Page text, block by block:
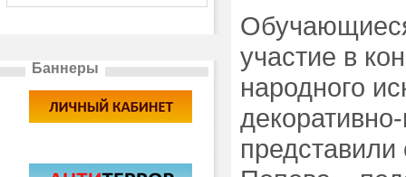
Баннеры
участие в
народного